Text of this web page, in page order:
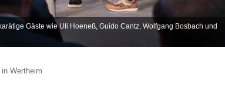
Gäste wie Uli Hoeneß, Guido Cantz, Wolfgang Bosbach und
Wertheim